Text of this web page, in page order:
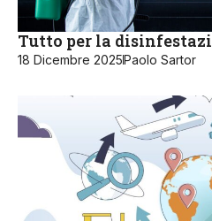
Tutto per la
18 Dicembre 2025Paolo Sartor